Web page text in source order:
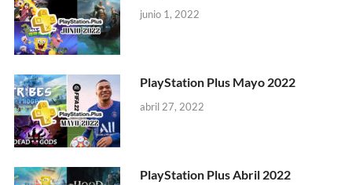
junio 1, 2022
PlayStation Plus Mayo 2022
abril 27, 2022
PlayStation Plus Abril 2022